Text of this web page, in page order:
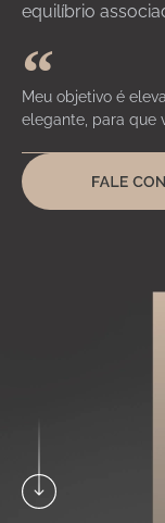
equilíbrio
Meu objetivo é
elegante, para que